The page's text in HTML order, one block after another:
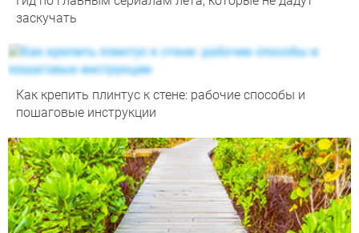
заскучать
Как крепить плинтус к стене: рабочие способы и
пошаговые инструкции